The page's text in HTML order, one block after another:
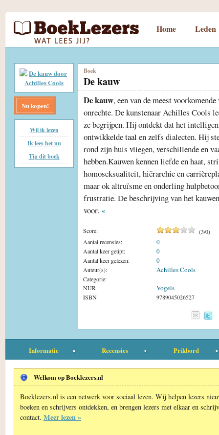
Home Leden
Nu kopen!
Wil ik lezen
Ik lees het nu
Tip dit boek
Boek
De kauw
De kauw, een van de meest
onrechte. De kunstenaar Achilles Cools
ze begrijpen. Hij ontdekt dat het
ontwikkelde taal en zelfs dialecten. Hij
rond zijn huis vliegen, verschillende en
hebben.Kauwen kennen liefde en haat,
homoseksualiteit, hiërarchie en
maar ok altruïsme en onderling
frustratie. De beschrijving van het
voor. «
Score: (3/0)
Aantal recensies:
0
Aantal keer getipt: 0
Aantal keer gelezen: 0
Auteur(s): Achilles Cools
Categorie:
NUR
Vogels
ISBN 9789045026527
Informatie Recensies Prikbord
Welkom op Boeklezers.nl
Boeklezers.nl is een netwerk voor sociaal lezen. Wij helpen lezers
boeken en schrijvers ontdekken, en brengen lezers met elkaar en
contact. Meer lezen »